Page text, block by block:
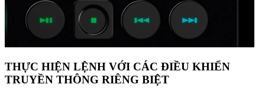
THỰC HIỆN LỆNH VỚI CÁC ĐIỀU KHIỂN
TRUYỀN THÔNG RIÊNG BIỆT